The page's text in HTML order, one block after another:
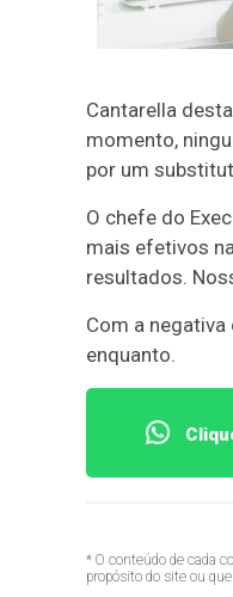
Cantarella
momento,
por um
O chefe do
mais efetivos
resultados.
Com a
enquanto.
* O conteúdo de cada
propósito do site ou